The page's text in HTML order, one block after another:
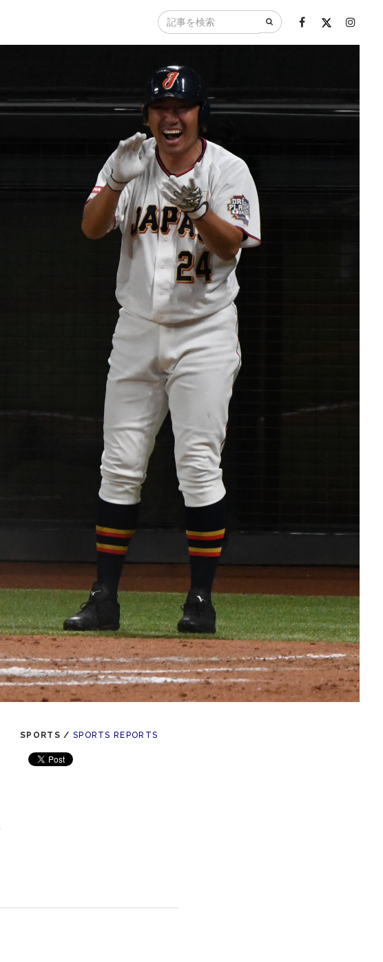
SPORTS / SPORTS REPORTS